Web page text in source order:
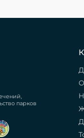
парков